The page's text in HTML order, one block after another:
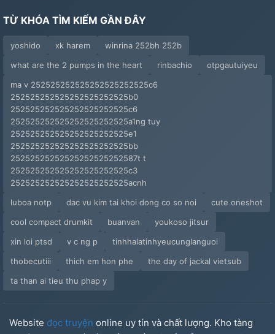
TỪ KHÓA TÌM KIẾM GẦN ĐÂY
yoshido xk harem
winrina 252bh 252b
what are the 2 pumps in the heart
rinbachio
otpgautuiyeu
ma v 252525252525252525252525c6
252525252525252525252525b0
252525252525252525252525c6
252525252525252525252525a1ng tuy
252525252525252525252525e1
252525252525252525252525bb
25252525252525252525252587t t
252525252525252525252525c3
252525252525252525252525acnh
luboa notp
dac vu kim tai khoi dong co so noi
cute oneshot
cool compact drumkit
buanvan
youkoso jitsur
xin loi ptsd
v c ng p
tinhhalatinhyeucunglanguoi
thobecutiii
thich em hon phe
the day of jackal vietsub
ta than ai tieu thu phap y
Website đọc truyện online uy tín và chất lượng. Kho tàng